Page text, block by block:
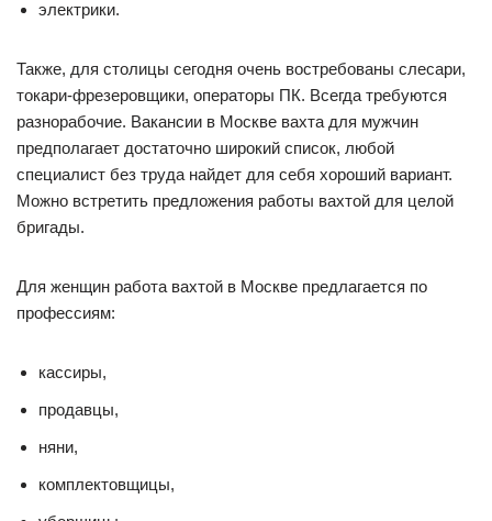
электрики.
Также, для столицы сегодня очень востребованы слесари,
токари-фрезеровщики, операторы ПК. Всегда требуются
разнорабочие. Вакансии в Москве вахта для мужчин
предполагает достаточно широкий список, любой
специалист без труда найдет для себя хороший вариант.
Можно встретить предложения работы вахтой для целой
бригады.
Для женщин работа вахтой в Москве предлагается по
профессиям:
кассиры,
продавцы,
няни,
комплектовщицы,